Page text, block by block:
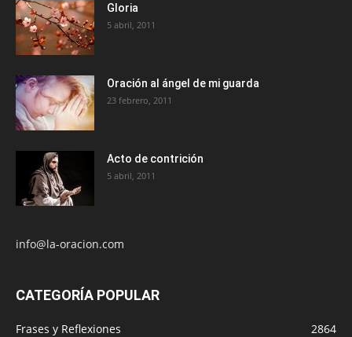
Gloria
5 abril, 2011
Oración al ángel de mi guarda
23 febrero, 2011
Acto de contrición
5 abril, 2011
info@la-oracion.com
CATEGORÍA POPULAR
Frases y Reflexiones
2864